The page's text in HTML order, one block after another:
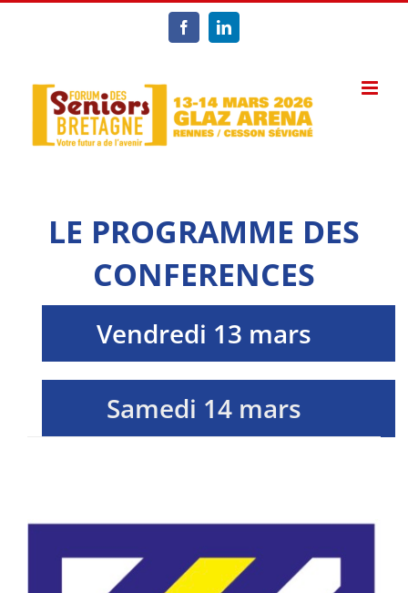
Passer
FacebookLinkedIn
LE PROGRAMME DES
CONFERENCES
Vendredi 13 mars
Samedi 14 mars